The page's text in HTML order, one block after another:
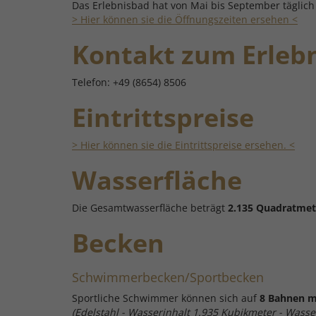
Das Erlebnisbad hat von Mai bis September
> Hier können sie die Öffnungszeiten ersehen <
Kontakt zum
Telefon: +49 (8654) 8506
Eintrittspreise
> Hier können sie die Eintrittspreise ersehen. <
Wasserfläche
Die Gesamtwasserfläche beträgt 2.135
Becken
Schwimmerbecken/Sportbecken
Sportliche Schwimmer können sich auf 8 Bahnen
(Edelstahl - Wasserinhalt 1.935 Kubikmeter -